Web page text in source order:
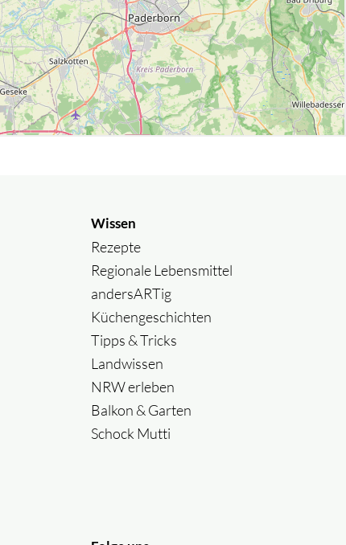
Wissen
Rezepte
Regionale Lebensmittel
andersARTig
Küchengeschichten
Tipps & Tricks
Landwissen
NRW erleben
Balkon & Garten
Schock Mutti